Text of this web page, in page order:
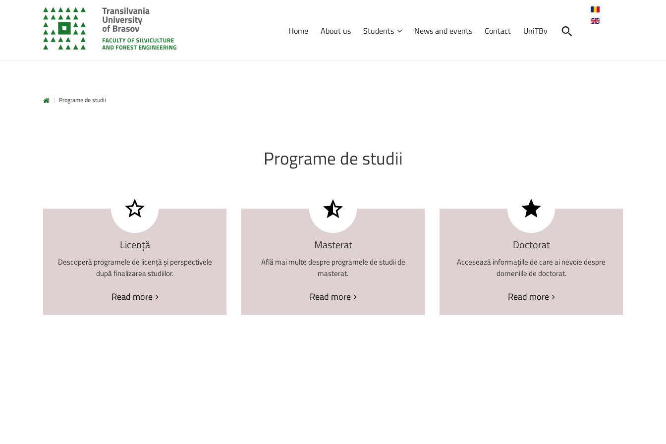
Home About us Students News and events Contact UniTBv
| Programe de studii
Programe de studii
Licență
Descoperă programele de licență și perspectivele
după finalizarea studiilor.
Read more
Masterat
Află mai multe despre programele de studii de
masterat.
Read more
Doctorat
Accesează informațiile de care ai nevoie despre
domeniile de doctorat.
Read more